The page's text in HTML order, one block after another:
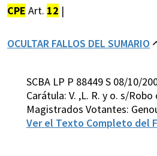
CPE Art. 12 |
OCULTAR FALLOS DEL SUMARIO
SCBA LP P 88449 S 08/10/
Carátula: V. ,L. R. y o. s/
Magistrados Votantes:
Ver el Texto Completo del